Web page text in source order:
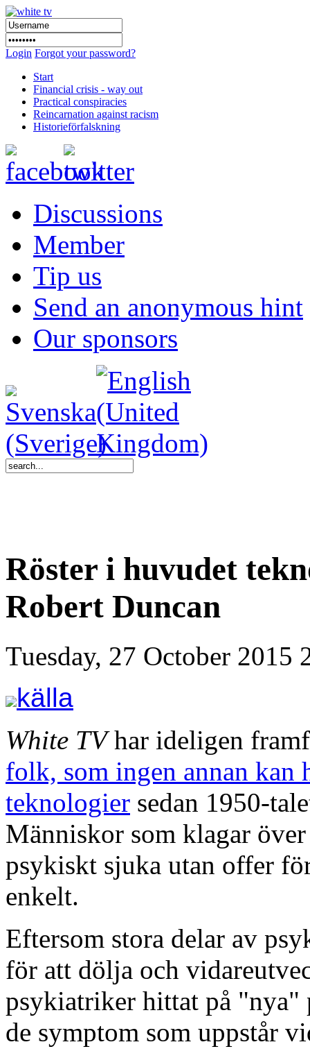
Login Forgot your password?
Start
Financial crisis - way out
Practical conspiracies
Reincarnation against racism
Historieförfalskning
Discussions
Member
Tip us
Send an anonymous hint
Our sponsors
Röster i huvudet
Robert Duncan
Tuesday, 27 October 2015
källa
White TVhar ideligen
folk, som ingen annan kan
teknologier sedan 1950-
Människor som klagar
psykiskt sjuka utan offer
enkelt.
Eftersom stora delar av
för att dölja och
psykiatriker hittat på "nya"
de symptom som uppstår